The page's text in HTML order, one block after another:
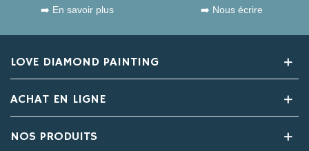
➡️ En savoir plus ➡️ Nous écrire
LOVE DIAMOND PAINTING
ACHAT EN LIGNE
NOS PRODUITS